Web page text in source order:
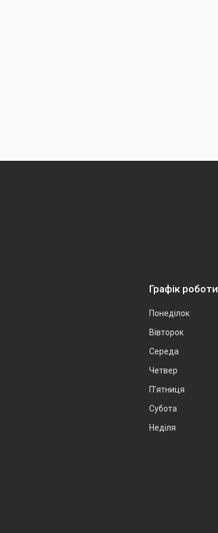
Графік роботи
Понеділок
Вівторок
Середа
Четвер
Пʼятниця
Субота
Неділя